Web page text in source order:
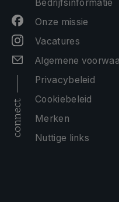
connect
Bedrijfsinformatie
Onze missie
Vacatures
Algemene
Privacybeleid
Cookiebeleid
Merken
Nuttige links